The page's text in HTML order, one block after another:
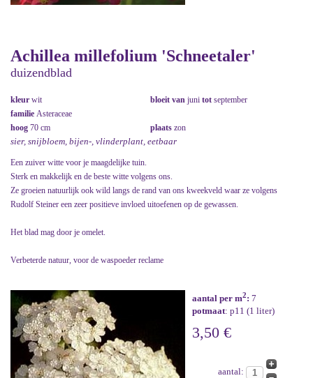
Achillea millefolium 'Schneetaler'
duizendblad
kleur wit bloeit van juni tot september
familie Asteraceae
hoog 70 cm plaats zon
sier, snijbloem, bijen-, vlinderplant, eetbaar
Een zuiver witte voor je maagdelijke tuin.
Sterk en makkelijk en de beste witte volgens ons.
Ze groeien natuurlijk ook wild langs de rand van ons kweekveld waar ze volgens
Rudolf Steiner een zeer positieve invloed uitoefenen op de gewassen.
Het blad mag door je omelet.
Verbeterde natuur, voor de waspoeder reclame
aantal per m2: 7
potmaat: p11 (1 liter)
3,50 €
aantal: